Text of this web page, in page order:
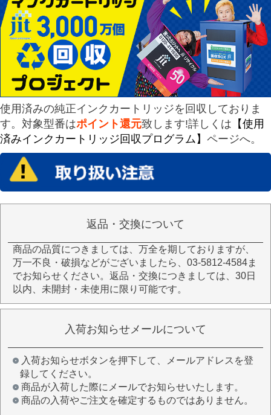
使用済みの純正インクカートリッジを回収しておりま
す。対象型番はポイント還元致します!詳しくは 【使用
済みインクカートリッジ回収プログラム】 ページへ。
返品・交換について
商品の品質につきましては、万全を期しておりますが、
万一不良・破損などがございましたら、03-5812-4584ま
でお知らせください。返品・交換につきましては、30日
以内、未開封・未使用に限り可能です。
入荷お知らせメールについて
入荷お知らせボタンを押下して、メールアドレスを登
録してください。
商品が入荷した際にメールでお知らせいたします。
商品の入荷やご注文を確定するものではありません。